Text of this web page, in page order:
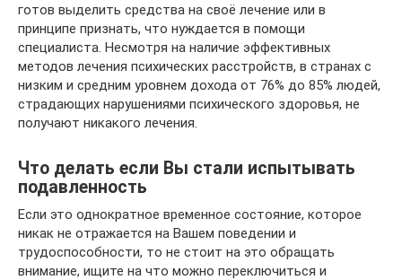
готов выделить средства на своё лечение или в
принципе признать, что нуждается в помощи
специалиста. Несмотря на наличие эффективных
методов лечения психических расстройств, в странах с
низким и средним уровнем дохода от 76% до 85% людей,
страдающих нарушениями психического здоровья, не
получают никакого лечения.
Что делать если Вы стали испытывать
подавленность
Если это однократное временное состояние, которое
никак не отражается на Вашем поведении и
трудоспособности, то не стоит на это обращать
внимание, ищите на что можно переключиться и